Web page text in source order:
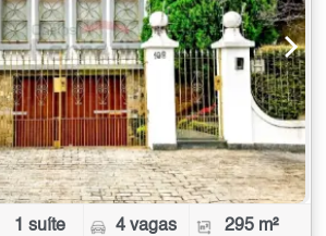
1 suíte 4 vagas 295 m²